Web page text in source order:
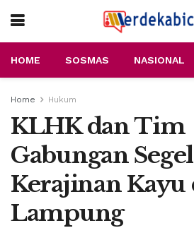
HOME SOSMAS NASIONAL
Home Hukum
KLHK dan Tim
Gabungan
Kerajinan Kayu
Lampung